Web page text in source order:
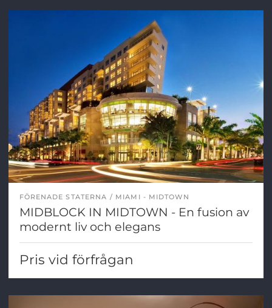
FÖRENADE STATERNA MIAMI - MIDTOWN
MIDBLOCK IN MIDTOWN - En fusion av
modernt liv och elegans
Pris vid förfrågan